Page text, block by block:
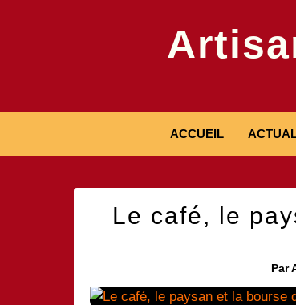
ACCUEIL
Le café, le
Par